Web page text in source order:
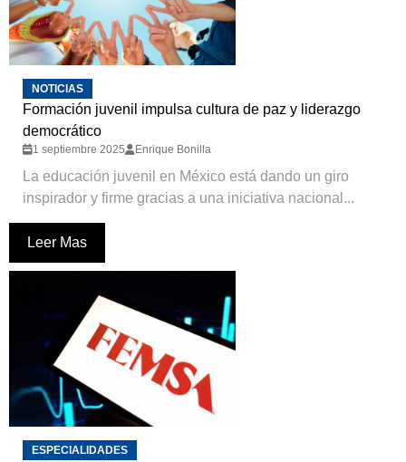
NOTICIAS
Formación juvenil impulsa cultura de paz y liderazgo
democrático
1 septiembre 2025 Enrique Bonilla
La educación juvenil en México está dando un giro
inspirador y firme gracias a una iniciativa nacional...
Leer Mas
ESPECIALIDADES